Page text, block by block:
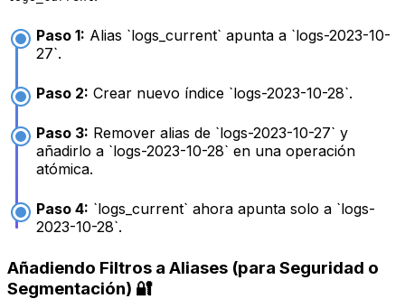
Paso 1: Alias `logs_current` apunta a `logs-2023-10-
27`.
Paso 2: Crear nuevo índice `logs-2023-10-28`.
Paso 3: Remover alias de `logs-2023-10-27` y
añadirlo a `logs-2023-10-28` en una operación
atómica.
Paso 4: `logs_current` ahora apunta solo a `logs-
2023-10-28`.
Añadiendo Filtros a Aliases (para Seguridad o
Segmentación) 🔐